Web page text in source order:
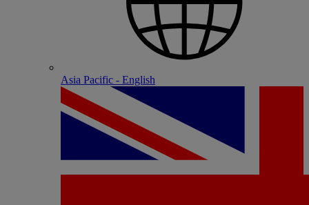
Asia Pacific - English